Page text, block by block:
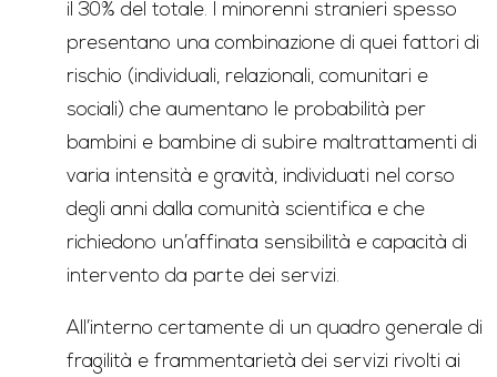
il 30% del totale. I minorenni stranieri spesso
presentano una combinazione di quei fattori di
rischio (individuali, relazionali, comunitari e
sociali) che aumentano le probabilità per
bambini e bambine di subire maltrattamenti di
varia intensità e gravità, individuati nel corso
degli anni dalla comunità scientifica e che
richiedono un’affinata sensibilità e capacità di
intervento da parte dei servizi.
All’interno certamente di un quadro generale di
fragilità e frammentarietà dei servizi rivolti ai